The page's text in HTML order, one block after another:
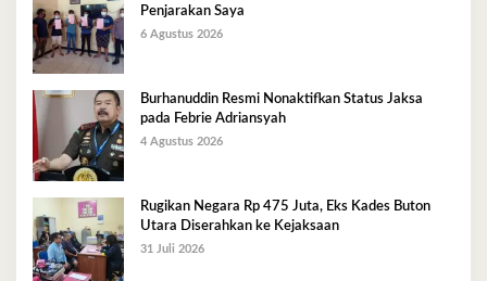
Penjarakan Saya
6 Agustus 2026
Burhanuddin Resmi Nonaktifkan Status Jaksa
pada Febrie Adriansyah
4 Agustus 2026
Rugikan Negara Rp 475 Juta, Eks Kades Buton
Utara Diserahkan ke Kejaksaan
31 Juli 2026